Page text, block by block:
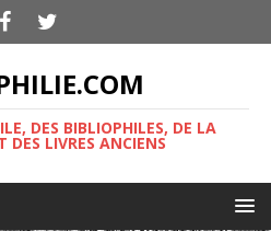
DES BIBLIOPHILES, DE LA
DES LIVRES ANCIENS